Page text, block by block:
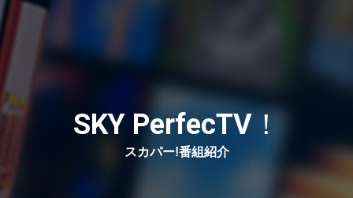
SKY PerfecTV！
スカパー!番組紹介